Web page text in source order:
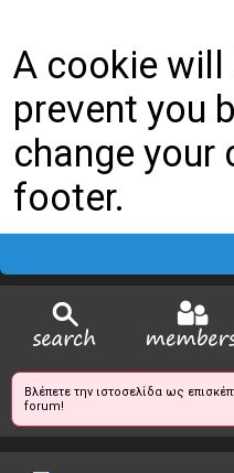
A cookie
prevent you
change your
footer.
Βλέπετε την ιστοσελίδα ως
forum!